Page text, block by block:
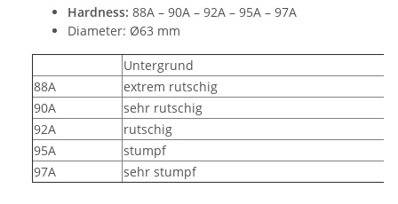
Hardness: 88A – 90A – 92A – 95A – 97A
Diameter: Ø63 mm
Untergrund
88A
extrem rutschig
90A
sehr rutschig
92A
rutschig
95A
stumpf
97A
sehr stumpf